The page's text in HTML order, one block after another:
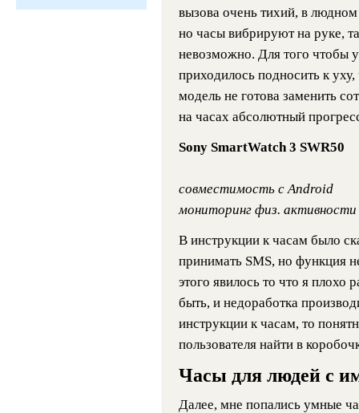
вызова очень тихий, в
но часы вибрируют на руке,
невозможно. Для того чтобы
приходилось подносить к
модель не готова заменить
на часах абсолютный
Sony SmartWatch 3 SWR50
совместимость с Android
мониторинг физ. активности
В инструкции к часам было
принимать SMS, но функция
этого явилось то что я плохо
быть, и недоработка
инструкции к часам, то
пользователя найти в
Часы для людей с
Далее, мне попались умные